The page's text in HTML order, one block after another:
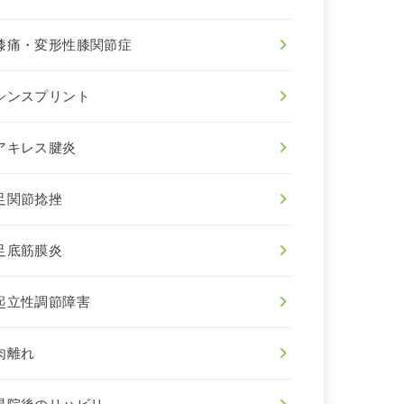
痛・変形性膝関節症
ンスプリント
キレス腱炎
関節捻挫
底筋膜炎
立性調節障害
離れ